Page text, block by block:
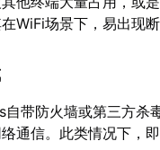
WiFi场景下，易出现
带防火墙或第三方杀
通信。此类情况下，